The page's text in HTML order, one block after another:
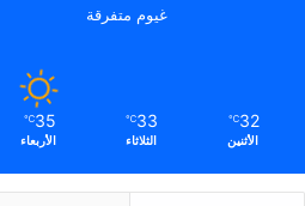
غيوم متفرقة
32
℃
الأثنين
33
℃
الثلاثاء
35
℃
الأربعاء